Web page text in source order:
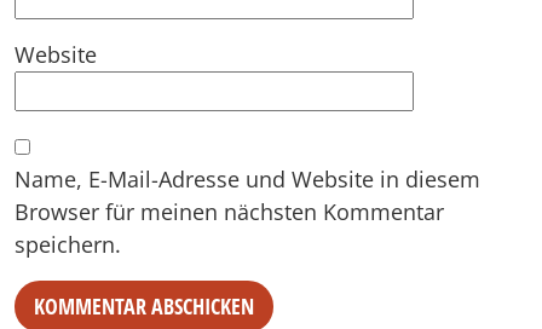
Website
Name, E-Mail-Adresse und Website in diesem
Browser für meinen nächsten Kommentar
speichern.